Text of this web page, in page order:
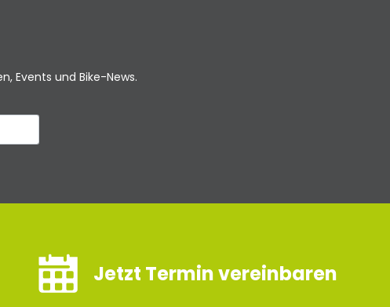
Events und Bike-News.
Jetzt Termin vereinbaren